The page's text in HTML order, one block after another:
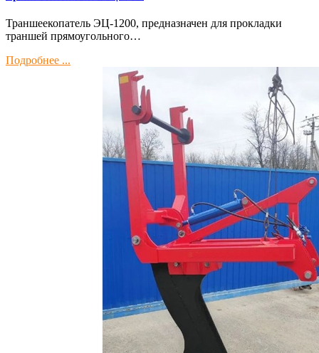
Траншеекопатель ЭЦ-1200, предназначен для прокладки
траншей прямоугольного…
Подробнее ...